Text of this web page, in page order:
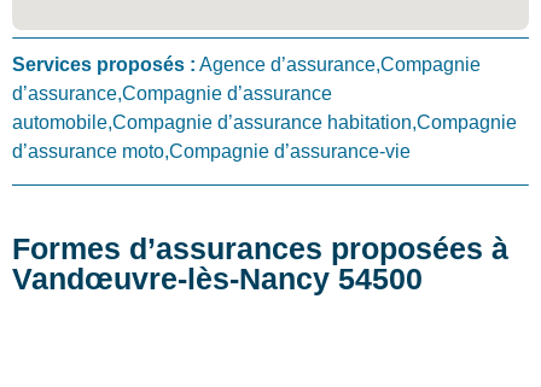
Services proposés : Agence d’assurance,Compagnie
d’assurance,Compagnie d’assurance
automobile,Compagnie d’assurance habitation,Compagnie
d’assurance moto,Compagnie d’assurance-vie
Formes d’assurances proposées à
Vandœuvre-lès-Nancy 54500